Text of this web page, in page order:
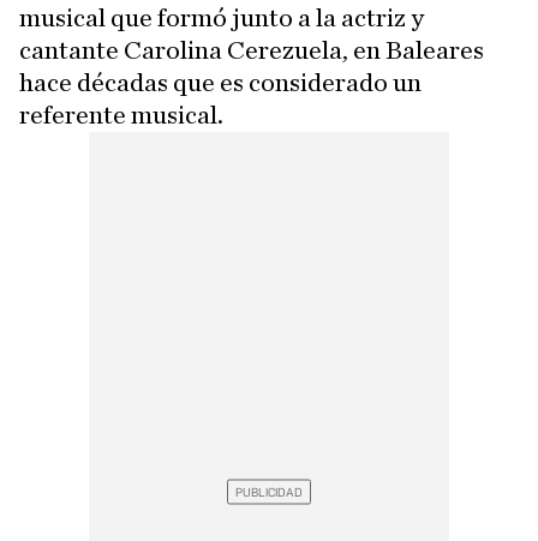
musical que formó junto a la actriz y
cantante Carolina Cerezuela, en Baleares
hace décadas que es considerado un
referente musical.